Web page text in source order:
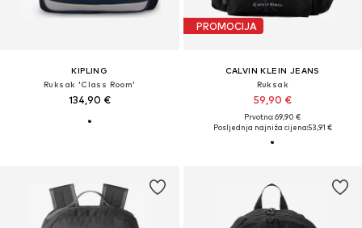
KIPLING
Ruksak 'Class Room'
134,90 €
PROMOCIJA
CALVIN KLEIN JEANS
Ruksak
59,90 €
Prvotno: 69,90 €
Posljednja najniža cijena:53,91 €